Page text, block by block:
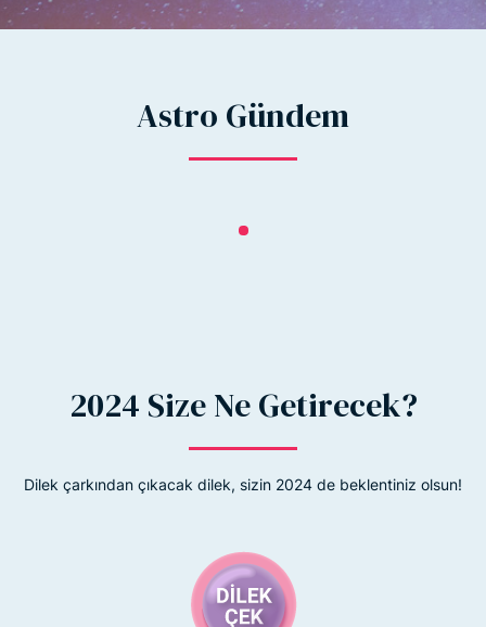
Astro Gündem
2024 Size Ne Getirecek?
Dilek çarkından çıkacak dilek, sizin 2024 de beklentiniz olsun!